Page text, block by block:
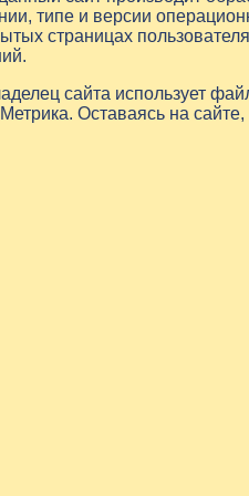
типе и версии
страницах
сайта использует
Оставаясь на